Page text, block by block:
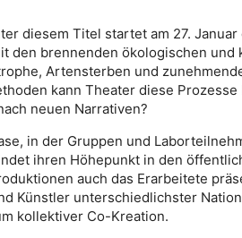
diesem Titel startet am 27.
den brennenden ökologischen
Artensterben und
kann Theater diese
neuen Narrativen?
in der Gruppen und
ihren Höhepunkt in den
auch das Erarbeitete
Künstler unterschiedlichster
kollektiver Co-Kreation.